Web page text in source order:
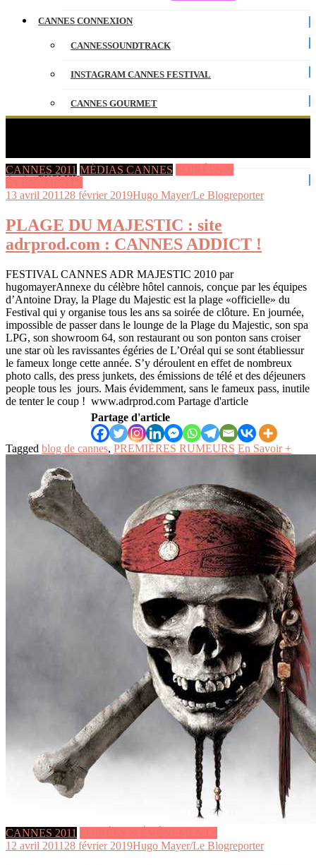
CANNES CONNEXION
CANNESSOUNDTRACK
INSTAGRAM CANNES FESTIVAL
CANNES GOURMET
ENGLISH
CANNES 2011 MÉDIAS CANNES SOIRÉES &
ÉVÉNEMENTS
13 avril 2011 28 février 2019Hugo Mayer/Le Blogreporter
PLAGE DU MAJESTIC : site
adrprod.com : CANNES ADDICT !
FESTIVAL CANNES ADR MAJESTIC 2010 par
hugomayerAnnexe du célèbre hôtel cannois, conçue par les équipes
d’Antoine Dray, la Plage du Majestic est la plage «officielle» du
Festival qui y organise tous les ans sa soirée de clôture. En journée,
impossible de passer dans le lounge de la Plage du Majestic, son spa
LPG, son showroom 64, son restaurant ou son ponton sans croiser
une star où les ravissantes égéries de L’Oréal qui se sont établiessur
le fameux longe cette année. S’y déroulent en effet de nombreux
photo calls, des press junkets, des émissions de télé et des déjeuners
people tous les jours. Mais évidemment, sans le fameux pass, inutile
de tenter le coup ! www.adrprod.com Partage d'article
Partage d'article
Tagged blog de cannes, PREMIÈRES RUMEURS En Savoir +
CANNES 2011 SOIRÉES & ÉVÉNEMENTS
12 avril 2011 28 février 2019Hugo Mayer/Le Blogreporter